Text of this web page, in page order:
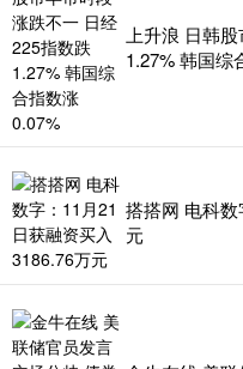
上升浪 日韩
1.27% 韩国综
搭搭网 电科
元